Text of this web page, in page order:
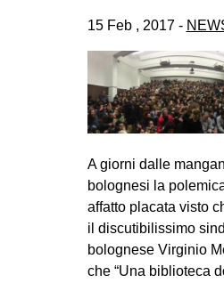
AREA
GAZA
CSOA
STUDENTI
ZAM
15 Feb , 2017 -
A giorni dalle
bolognesi la
affatto placata visto
il discutibilissimo
bolognese Virginio
che “Una biblioteca